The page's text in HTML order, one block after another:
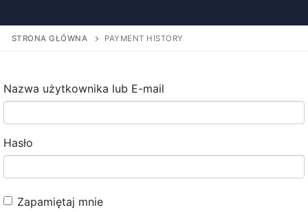
STRONA GŁÓWNA PAYMENT HISTORY
Nazwa użytkownika lub E-mail
Hasło
Zapamiętaj mnie